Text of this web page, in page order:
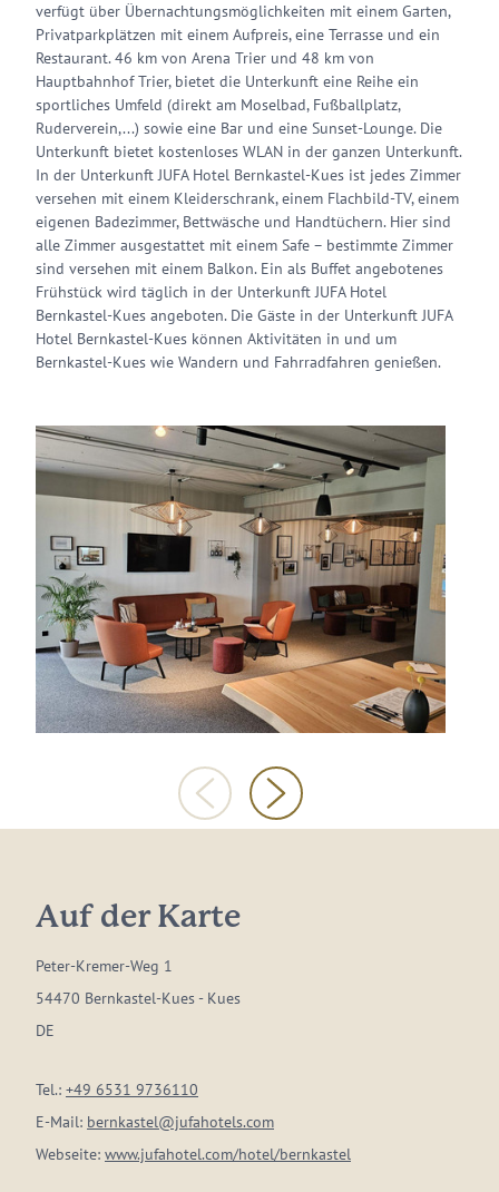
verfügt über Übernachtungsmöglichkeiten mit einem Garten,
Privatparkplätzen mit einem Aufpreis, eine Terrasse und ein
Restaurant. 46 km von Arena Trier und 48 km von
Hauptbahnhof Trier, bietet die Unterkunft eine Reihe ein
sportliches Umfeld (direkt am Moselbad, Fußballplatz,
Ruderverein,...) sowie eine Bar und eine Sunset-Lounge. Die
Unterkunft bietet kostenloses WLAN in der ganzen Unterkunft.
In der Unterkunft JUFA Hotel Bernkastel-Kues ist jedes Zimmer
versehen mit einem Kleiderschrank, einem Flachbild-TV, einem
eigenen Badezimmer, Bettwäsche und Handtüchern. Hier sind
alle Zimmer ausgestattet mit einem Safe – bestimmte Zimmer
sind versehen mit einem Balkon. Ein als Buffet angebotenes
Frühstück wird täglich in der Unterkunft JUFA Hotel
Bernkastel-Kues angeboten. Die Gäste in der Unterkunft JUFA
Hotel Bernkastel-Kues können Aktivitäten in und um
Bernkastel-Kues wie Wandern und Fahrradfahren genießen.
Auf der Karte
Peter-Kremer-Weg 1
54470 Bernkastel-Kues - Kues
DE
Tel.: +49 6531 9736110
E-Mail: bernkastel@jufahotels.com
Webseite: www.jufahotel.com/hotel/bernkastel